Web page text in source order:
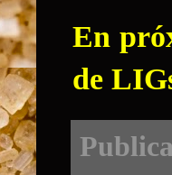
En
de